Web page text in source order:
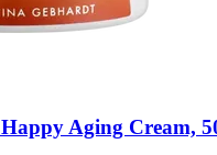
Happy Aging Cream,